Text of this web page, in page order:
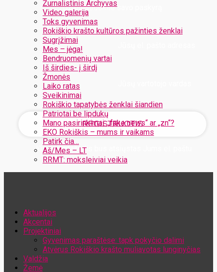
Žurnalistinis Archyvas
Video galerija
Toks gyvenimas
Rokiškio krašto kultūros pažinties ženklai
Sugrįžimai
Mes – jėga!
Bendruomenių vartai
Iš širdies- į širdį
Žmonės
Laiko ratas
Sveikinimai
Rokiškio tapatybės ženklai šiandien
Patriotai be lipdukų
Mano pasirinkimai: „fake news“ ar „zn“?
EKO Rokiškis – mums ir vaikams
Patirk čia…
Aš/Mes – LT
RRMT: moksleiviai veikia
Užregistruokite savo paskyrą
Jūsų slaptažodis bus atsiųstas Jums el. paštu
Aktualijos
Akcentai
Projektiniai
Gyvenimas paraštėse: tapk pokyčio dalimi
Atvėrus Rokiškio krašto muliavotas lunginyčias
Valdžia
Žemė